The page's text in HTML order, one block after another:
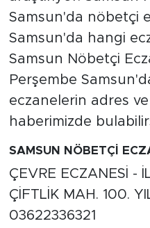
Samsun'da nöbetçi
Samsun'da hangi
Samsun Nöbetçi
Perşembe
eczanelerin adres
haberimizde
SAMSUN NÖBETÇİ
ÇEVRE ECZANESİ -
ÇİFTLİK MAH. 100.
03622336321